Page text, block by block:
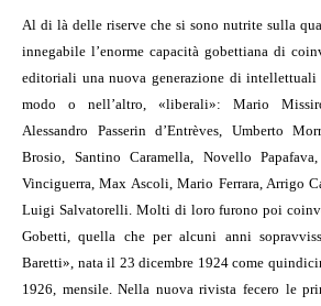
Al di là delle riserve che si sono nutrite sulla
innegabile l’enorme capacità gobettiana di
editoriali una nuova generazione di
modo o nell’altro, «liberali»: Mario
Alessandro Passerin d’Entrèves, Umberto
Brosio, Santino Caramella, Novello
Vinciguerra, Max Ascoli, Mario Ferrara, Arrigo
Luigi Salvatorelli. Molti di loro furono poi
Gobetti, quella che per alcuni anni
Baretti», nata il 23 dicembre 1924 come
1926, mensile. Nella nuova rivista fecero le